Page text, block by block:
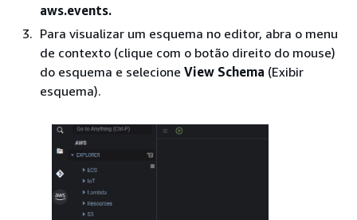
aws.events.
Para visualizar um esquema no editor, abra o menu
de contexto (clique com o botão direito do mouse)
do esquema e selecione View Schema (Exibir
esquema).